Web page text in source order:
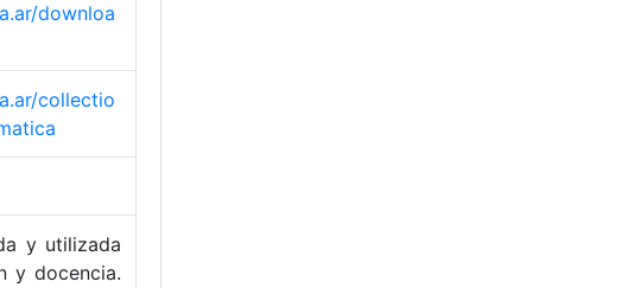
downloa
collectio
y utilizada
y docencia.